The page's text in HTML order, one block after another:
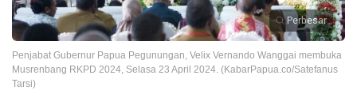
Perbesar
Penjabat Gubernur Papua Pegunungan, Velix Vernando Wanggai membuka
Musrenbang RKPD 2024, Selasa 23 April 2024. (KabarPapua.co/Satefanus
Tarsi)